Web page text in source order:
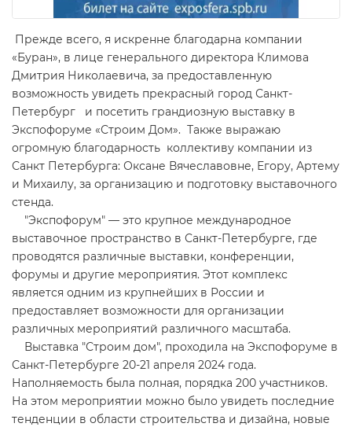
Прежде всего, я искренне благодарна компании
«Буран», в лице генерального директора Климова
Дмитрия Николаевича, за предоставленную
возможность увидеть прекрасный город Санкт-
Петербург и посетить грандиозную выставку в
Экспофоруме «Строим Дом». Также выражаю
огромную благодарность коллективу компании из
Санкт Петербурга: Оксане Вячеславовне, Егору, Артему
и Михаилу, за организацию и подготовку выставочного
стенда.
"Экспофорум" — это крупное международное
выставочное пространство в Санкт-Петербурге, где
проводятся различные выставки, конференции,
форумы и другие мероприятия. Этот комплекс
является одним из крупнейших в России и
предоставляет возможности для организации
различных мероприятий различного масштаба.
Выставка "Строим дом", проходила на Экспофоруме в
Санкт-Петербурге 20-21 апреля 2024 года.
Наполняемость была полная, порядка 200 участников.
На этом мероприятии можно было увидеть последние
тенденции в области строительства и дизайна, новые